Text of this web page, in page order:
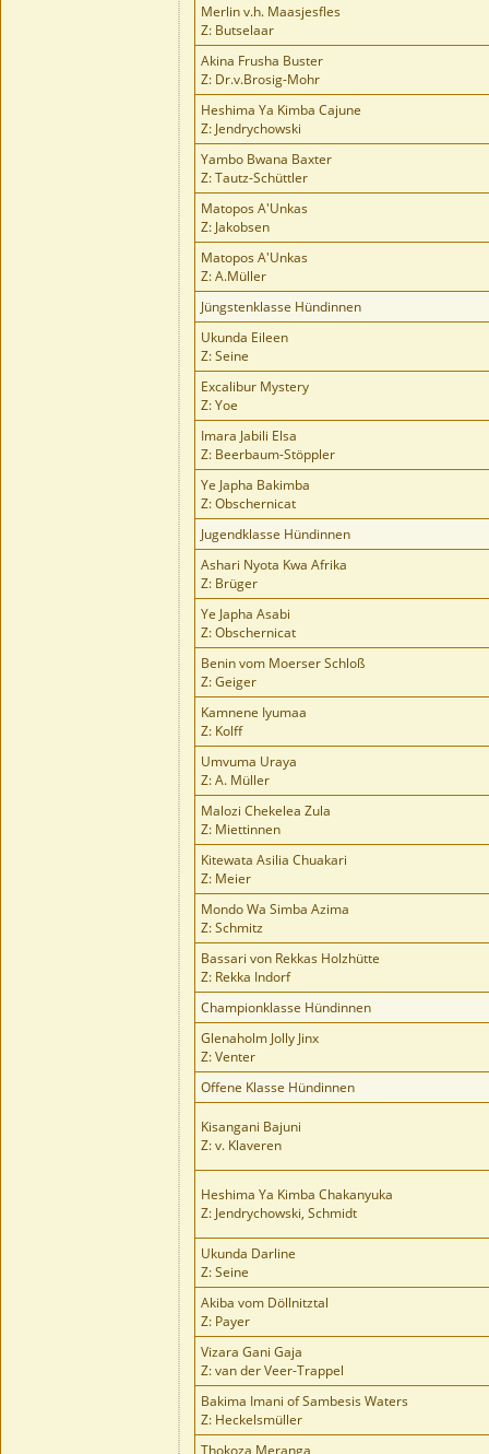
Merlin v.h. Maasjesfles
Z: Butselaar
Akina Frusha Buster
Z: Dr.v.Brosig-Mohr
Heshima Ya Kimba Cajune
Z: Jendrychowski
Yambo Bwana Baxter
Z: Tautz-Schüttler
Matopos A'Unkas
Z: Jakobsen
Matopos A'Unkas
Z: A.Müller
Jüngstenklasse Hündinnen
Ukunda Eileen
Z: Seine
Excalibur Mystery
Z: Yoe
Imara Jabili Elsa
Z: Beerbaum-Stöppler
Ye Japha Bakimba
Z: Obschernicat
Jugendklasse Hündinnen
Ashari Nyota Kwa Afrika
Z: Brüger
Ye Japha Asabi
Z: Obschernicat
Benin vom Moerser Schloß
Z: Geiger
Kamnene Iyumaa
Z: Kolff
Umvuma Uraya
Z: A. Müller
Malozi Chekelea Zula
Z: Miettinnen
Kitewata Asilia Chuakari
Z: Meier
Mondo Wa Simba Azima
Z: Schmitz
Bassari von Rekkas Holzhütte
Z: Rekka Indorf
Championklasse Hündinnen
Glenaholm Jolly Jinx
Z: Venter
Offene Klasse Hündinnen
Kisangani Bajuni
Z: v. Klaveren
Heshima Ya Kimba Chakanyuka
Z: Jendrychowski, Schmidt
Ukunda Darline
Z: Seine
Akiba vom Döllnitztal
Z: Payer
Vizara Gani Gaja
Z: van der Veer-Trappel
Bakima Imani of Sambesis Waters
Z: Heckelsmüller
Thokoza Meranga